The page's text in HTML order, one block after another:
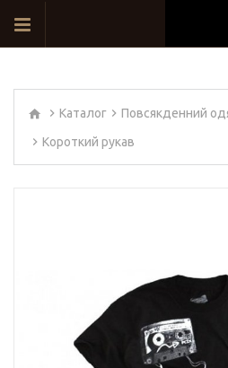
Каталог Повсякденний
Короткий рукав